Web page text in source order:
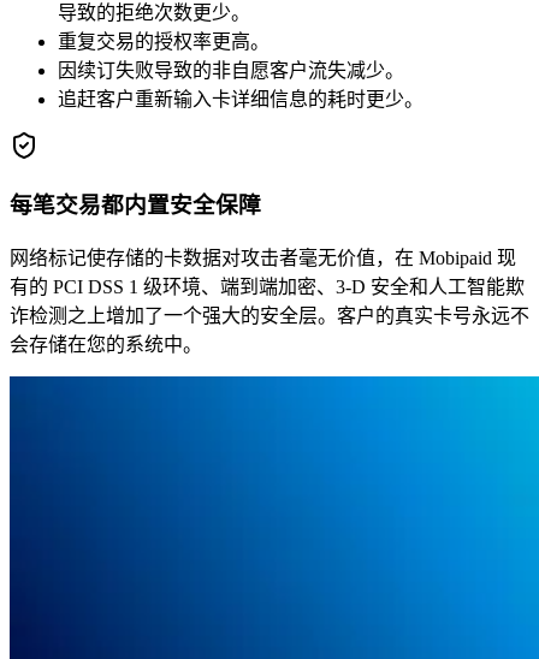
导致的拒绝次数更少。
重复交易的授权率更高。
因续订失败导致的非自愿客户流失减少。
追赶客户重新输入卡详细信息的耗时更少。
每笔交易都内置安全保障
网络标记使存储的卡数据对攻击者毫无价值，在 Mobipaid 现
有的 PCI DSS 1 级环境、端到端加密、3-D 安全和人工智能欺
诈检测之上增加了一个强大的安全层。客户的真实卡号永远不
会存储在您的系统中。